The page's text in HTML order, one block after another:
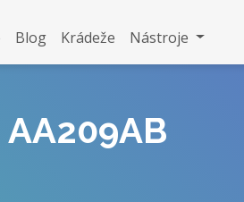
Blog Krádeže Nástroje